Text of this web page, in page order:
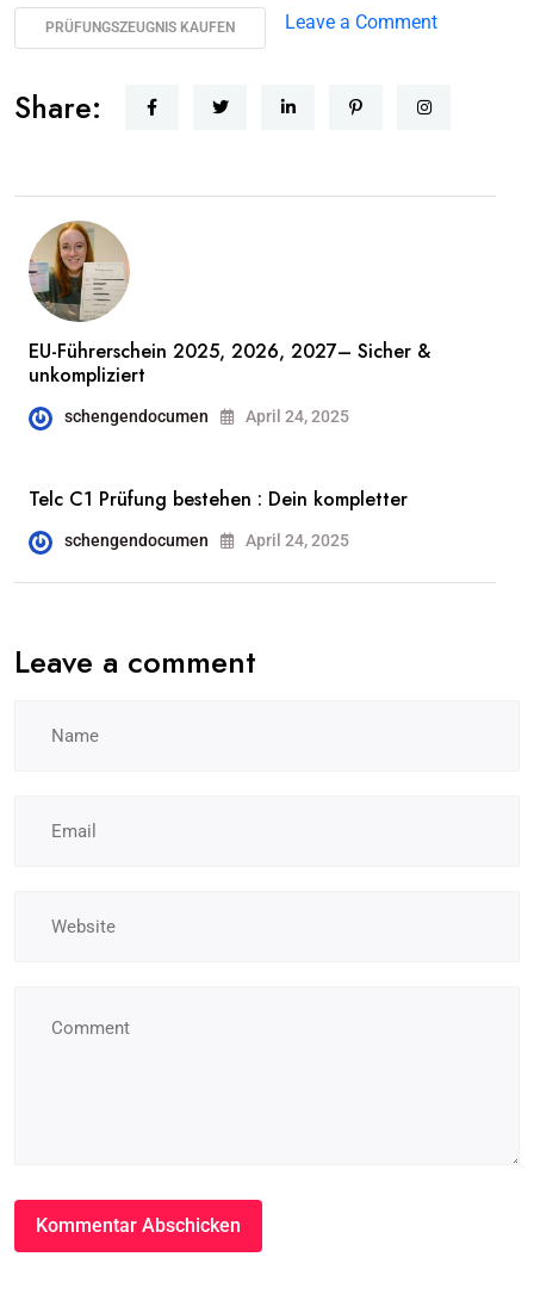
PRÜFUNGSZEUGNIS KAUFEN Leave a Comment
Share:
EU-Führerschein 2025, 2026, 2027– Sicher &
unkompliziert
schengendocumen April 24, 2025
Telc C1 Prüfung bestehen : Dein kompletter
schengendocumen April 24, 2025
Leave a comment